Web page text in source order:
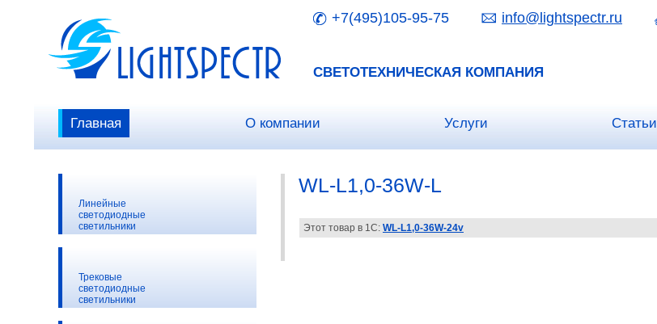
+7(495)105-95-75 info@lightspectr.ru
СВЕТОТЕХНИЧЕСКАЯ КОМПАНИЯ
Главная О компании Услуги Статьи
WL-L1,0-36W-L
Этот товар в 1С: WL-L1,0-36W-24v
Линейные
светодиодные
светильники
Трековые
светодиодные
светильники